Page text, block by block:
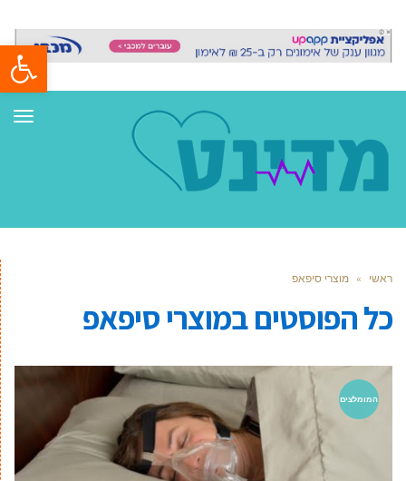
פתח
ראשי » מוצרי סיפאפ
כל הפוסטים במוצרי סיפאפ
המומלצים